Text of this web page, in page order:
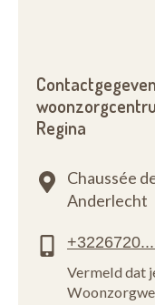
Regina
Chaussée
Anderlecht
Vermeld dat